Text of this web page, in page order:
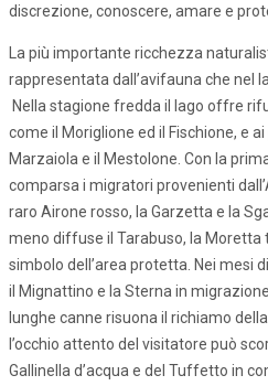
discrezione, conoscere, amare e
La più importante ricchezza
rappresentata dall’avifauna che nel
Nella stagione fredda il lago offre
come il Moriglione ed il Fischione, e
Marzaiola e il Mestolone. Con la
comparsa i migratori provenienti
raro Airone rosso, la Garzetta e la
meno diffuse il Tarabuso, la Moretta
simbolo dell’area protetta. Nei mesi
il Mignattino e la Sterna in
lunghe canne risuona il richiamo
l’occhio attento del visitatore può
Gallinella d’acqua e del Tuffetto in